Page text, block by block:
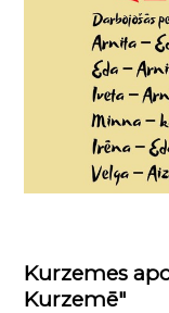
Kurzemes
Kurzemē"